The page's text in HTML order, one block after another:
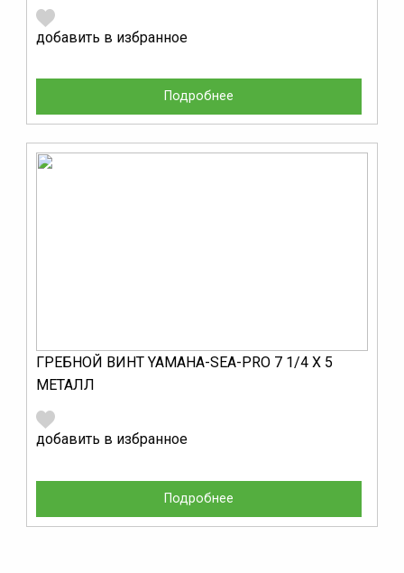
Подробнее
добавить в избранное
ГРЕБНОЙ ВИНТ YAMAHA-SEA-PRO 7 1/4 Х 5
МЕТАЛЛ
Подробнее
добавить в избранное